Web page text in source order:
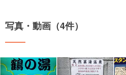
写真・動画（4件）